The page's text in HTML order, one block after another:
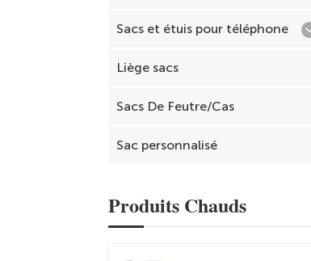
Sacs et étuis pour téléphone
Liège sacs
Sacs De Feutre/Cas
Sac personnalisé
Produits Chauds